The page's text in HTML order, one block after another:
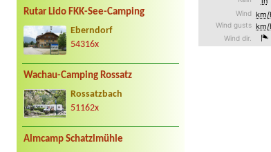
Rutar Lido FKK-See-Camping
Eberndorf
54316x
Wachau-Camping Rossatz
Rossatzbach
51162x
Almcamp Schatzlmühle